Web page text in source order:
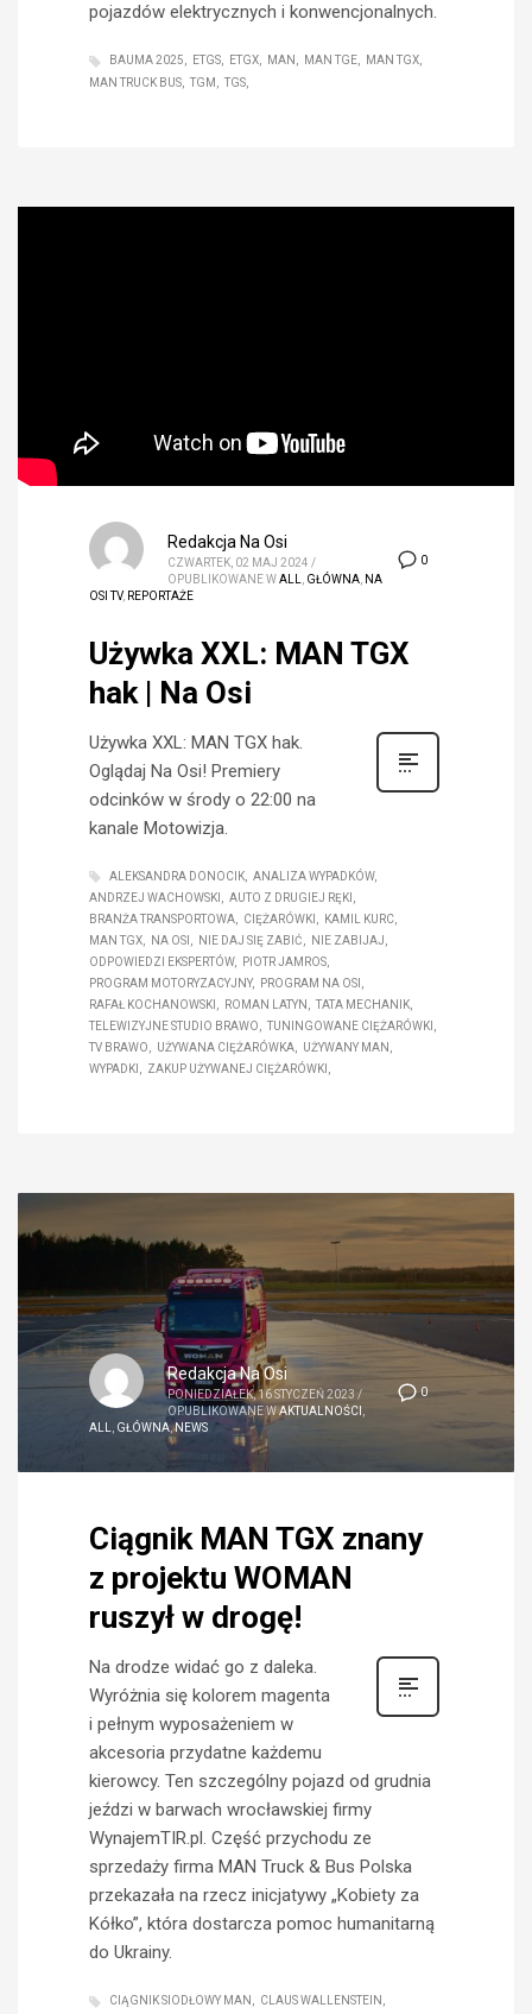
pojazdów elektrycznych i konwencjonalnych.
BAUMA 2025 ETGS ETGX MAN MAN TGE
MAN TGX
MAN TRUCK BUS
TGM TGS
0
Redakcja Na Osi
CZWARTEK, 02 MAJ 2024 /
OPUBLIKOWANE WALL GŁÓWNA NA
OSI TV, REPORTAŻE
Używka XXL: MAN TGX
hak | Na Osi
Używka XXL: MAN TGX hak.
Oglądaj Na Osi! Premiery
odcinków w środy o 22:00 na
kanale Motowizja.
ALEKSANDRA DONOCIK
ANALIZA WYPADKÓW
ANDRZEJ WACHOWSKI
AUTO Z DRUGIEJ RĘKI
BRANŻA TRANSPORTOWA
CIĘŻARÓWKI
KAMIL KURC
MAN TGX
NA OSI NIE DAJ SIĘ ZABIĆ
NIE ZABIJAJ
ODPOWIEDZI EKSPERTÓW
PIOTR JAMROS
PROGRAM MOTORYZACYJNY
PROGRAM NA OSI
RAFAŁ KOCHANOWSKI
ROMAN LATYN
TATA MECHANIK
TELEWIZYJNE STUDIO BRAWO
TUNINGOWANE CIĘŻARÓWKI
TV BRAWO
UŻYWANA CIĘŻARÓWKA
UŻYWANY MAN
WYPADKI
ZAKUP UŻYWANEJ CIĘŻARÓWKI
0
Redakcja Na Osi
PONIEDZIAŁEK, 16 STYCZEŃ 2023 /
OPUBLIKOWANE WAKTUALNOŚCI ,
ALL, GŁÓWNA,NEWS
Ciągnik MAN TGX znany
z projektu WOMAN
ruszył w drogę!
Na drodze widać go z daleka.
Wyróżnia się kolorem magenta
i pełnym wyposażeniem w
akcesoria przydatne każdemu
kierowcy. Ten szczególny pojazd od grudnia
jeździ w barwach wrocławskiej firmy
WynajemTIR.pl. Część przychodu ze
sprzedaży firma MAN Truck & Bus Polska
przekazała na rzecz inicjatywy „Kobiety za
Kółko”, która dostarcza pomoc humanitarną
do Ukrainy.
CIĄGNIK SIODŁOWY MAN
CLAUS WALLENSTEIN